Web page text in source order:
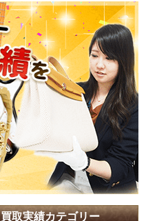
買取実績カテゴリー